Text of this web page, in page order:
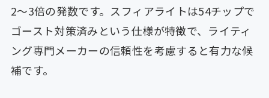
2〜3倍の発数です。スフィアライトは54チップで
ゴースト対策済みという仕様が特徴で、ライティ
ング専門メーカーの信頼性を考慮すると有力な候
補です。